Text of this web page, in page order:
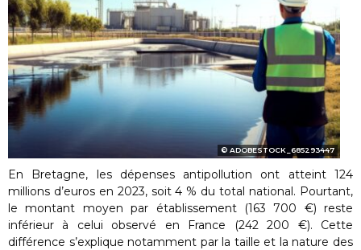
ADOBESTOCK_685293447
En Bretagne, les dépenses antipollution ont atteint 124
millions d’euros en 2023, soit 4 % du total national. Pourtant,
le montant moyen par établissement (163 700 €) reste
inférieur à celui observé en France (242 200 €). Cette
différence s’explique notamment par la taille et la nature des